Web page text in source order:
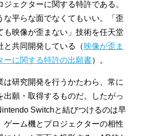
ェクターに関する特許である。
な平らな面でなくてもいい。「歪
も映像が歪まない」技術を任天堂
と共同開発している（映像が歪ま
ーに関する特許の出願書）。
は研究開発を行うかたわら、常に
出願・取得するものだ。したがっ
Switchと結びつけるのは早
ゲーム機とプロジェクターの相性